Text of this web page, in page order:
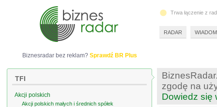
zgodę na
Dowiedz się
Biznesradar bez reklam? Sprawdź BR Plus
TFI
Akcji polskich
Akcji polskich małych i średnich spółek
Trwa łączenie z
RADAR